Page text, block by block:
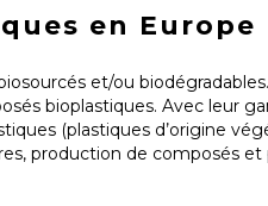
en Europe
et/ou
bioplastiques. Avec leur
(plastiques d’origine
production de composés et